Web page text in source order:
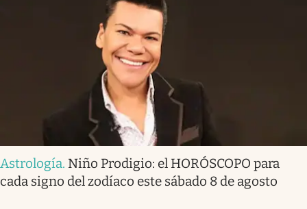
Astrología. Niño Prodigio: el HORÓSCOPO para
cada signo del zodíaco este sábado 8 de agosto